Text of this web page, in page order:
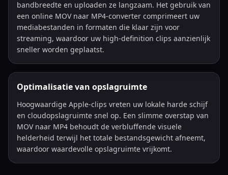
bandbreedte en uploaden ze langzaam. Het gebruik van
een online MOV naar MP4-converter comprimeert uw
mediabestanden in formaten die klaar zijn voor
streaming, waardoor uw high-definition clips aanzienlijk
sneller worden geplaatst.
Optimalisatie van opslagruimte
Hoogwaardige Apple-clips vreten uw lokale harde schijf
en cloudopslagruimte snel op. Een slimme overstap van
MOV naar MP4 behoudt de verbluffende visuele
helderheid terwijl het totale bestandsgewicht afneemt,
waardoor waardevolle opslagruimte vrijkomt.